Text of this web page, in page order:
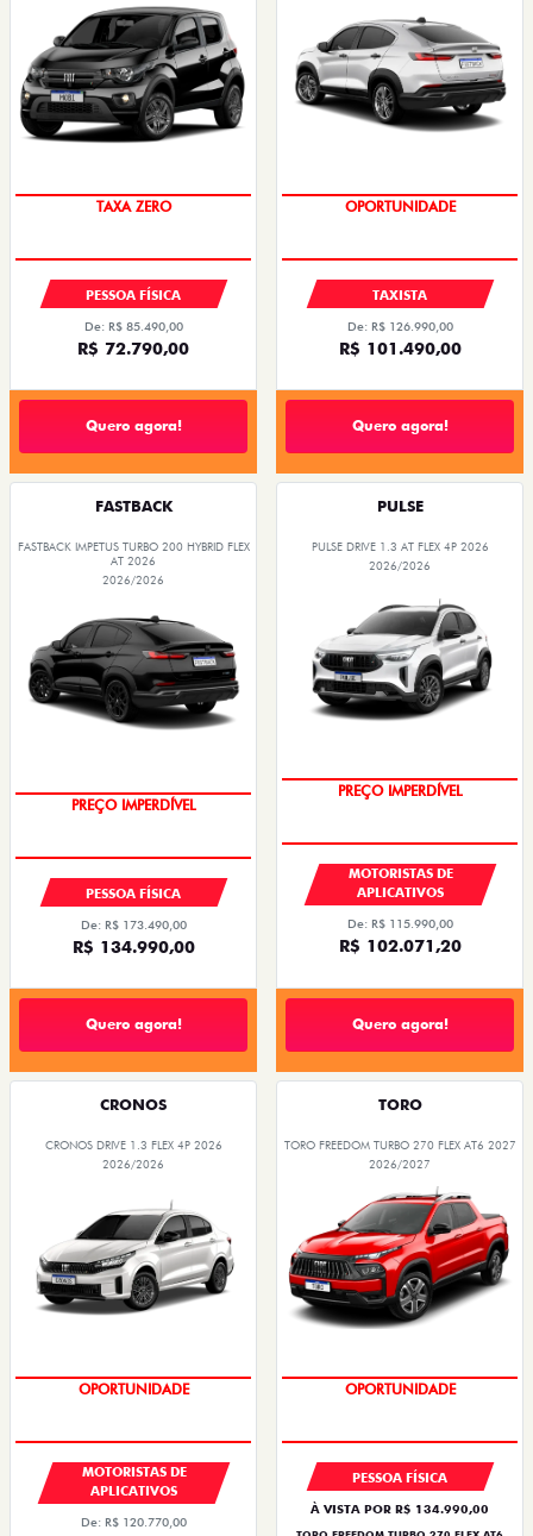
PREÇO IMPERDÍVEL
PESSOA FÍSICA
De: R$ 85.490,00
R$ 72.790,00
Quero agora!
OPORTUNIDADE
TAXISTA
De: R$ 126.990,00
R$ 101.490,00
Quero agora!
FASTBACK
FASTBACK IMPETUS TURBO 200 HYBRID FLEX
AT 2026
2026/2026
OPORTUNIDADE
PESSOA FÍSICA
De: R$ 173.490,00
R$ 134.990,00
Quero agora!
PULSE
PULSE DRIVE 1.3 AT FLEX 4P 2026
2026/2026
PREÇO IMPERDÍVEL
MOTORISTAS DE
APLICATIVOS
De: R$ 115.990,00
R$ 102.071,20
Quero agora!
CRONOS
CRONOS DRIVE 1.3 FLEX 4P 2026
2026/2026
OPORTUNIDADE
MOTORISTAS DE
APLICATIVOS
De: R$ 120.770,00
TORO
TORO FREEDOM TURBO 270 FLEX AT6 2027
2026/2027
SUPERVALORIZAÇÃO DO USADO
PESSOA FÍSICA
À VISTA POR R$ 134.990,00